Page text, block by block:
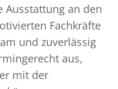
Ausstattung an den
Fachkräfte
und zuverlässig
aus,
mit der